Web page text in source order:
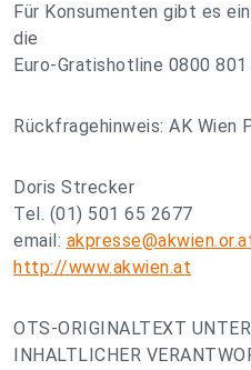
Für Konsumenten gibt es
die
Euro-Gratishotline 0800
Rückfragehinweis: AK Wien
Doris Strecker
Tel. (01) 501 65 2677
email:
http://www.akwien.at
OTS-ORIGINALTEXT
INHALTLICHER